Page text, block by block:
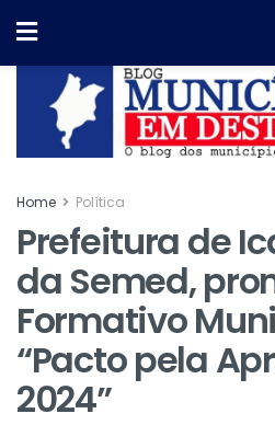
Home Política
Prefeitura de
da Semed,
Formativo
“Pacto pela
2024”